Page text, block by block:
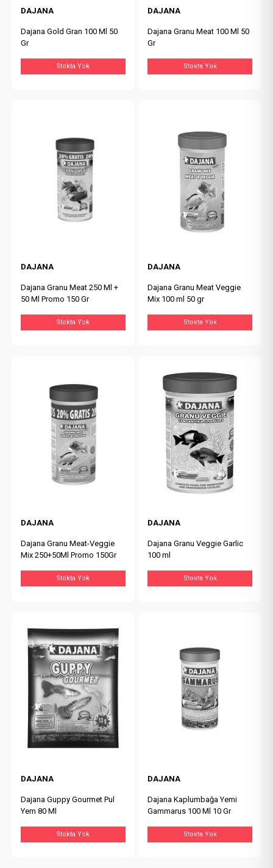
DAJANA
Dajana Gold Gran 100 Ml 50
Gr
Stokta Yok
DAJANA
Dajana Granu Meat 100 Ml 50
Gr
Stokta Yok
DAJANA
Dajana Granu Meat 250 Ml +
50 Ml Promo 150 Gr
Stokta Yok
DAJANA
Dajana Granu Meat Veggie
Mix 100 ml 50 gr
Stokta Yok
DAJANA
Dajana Granu Meat-Veggie
Mix 250+50Ml Promo 150Gr
Stokta Yok
DAJANA
Dajana Granu Veggie Garlic
100 ml
Stokta Yok
DAJANA
Dajana Guppy Gourmet Pul
Yem 80 Ml
Stokta Yok
DAJANA
Dajana Kaplumbağa Yemi
Gammarus 100 Ml 10 Gr
Stokta Yok